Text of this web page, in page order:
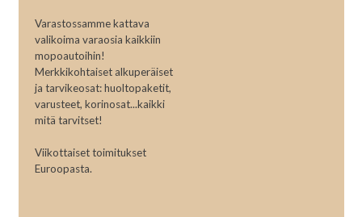
Varastossamme kattava
valikoima varaosia kaikkiin
mopoautoihin!
Merkkikohtaiset alkuperäiset
ja tarvikeosat: huoltopaketit,
varusteet, korinosat...kaikki
mitä tarvitset!
Viikottaiset toimitukset
Euroopasta.